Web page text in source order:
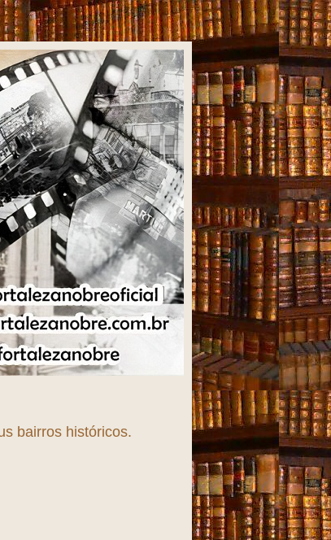
bairros históricos.